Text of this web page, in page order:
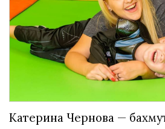
Катерина Чернова —